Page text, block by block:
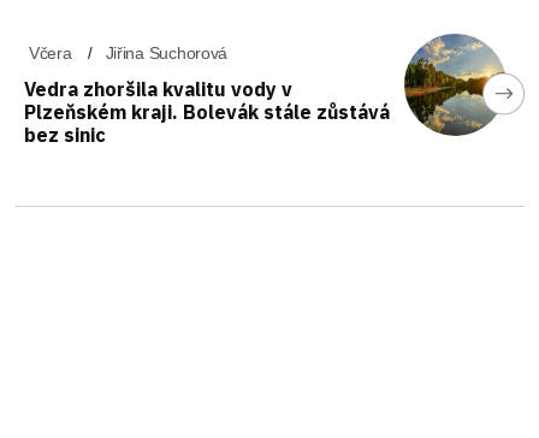
Včera Jiřina Suchorová
Vedra zhoršila kvalitu vody v
Plzeňském kraji. Bolevák stále zůstává
bez sinic